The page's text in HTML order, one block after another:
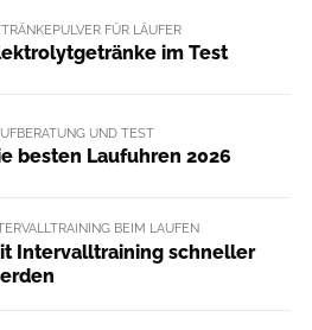
FÜR LÄUFER
im Test
UND TEST
besten Laufuhren 2026
BEIM LAUFEN
Intervalltraining schneller